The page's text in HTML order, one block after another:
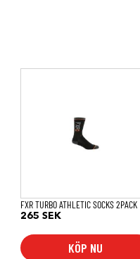
FXR TURBO ATHLETIC SOCKS 2PACK
265SEK
KÖP NU